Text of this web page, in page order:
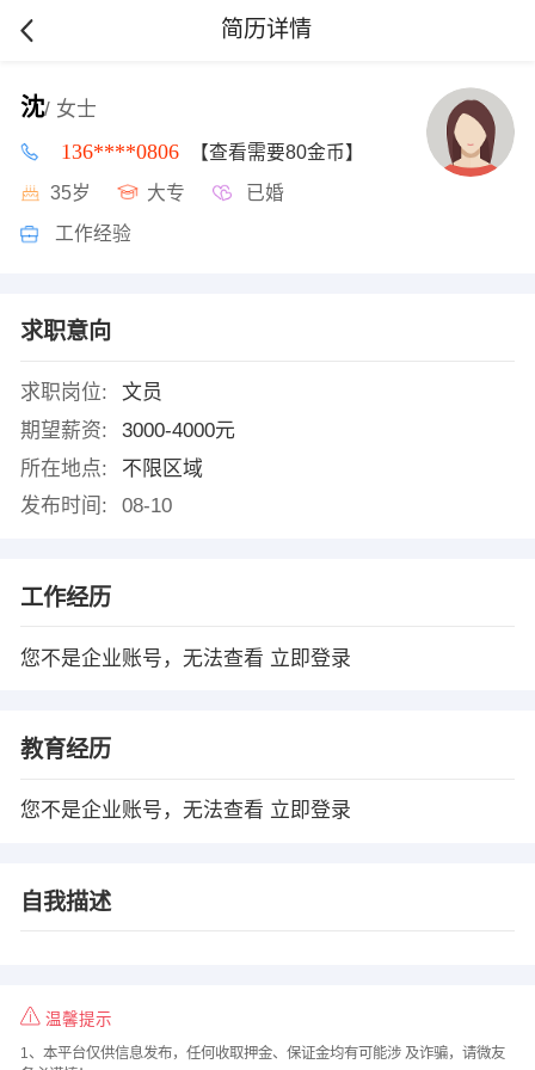
简历详情
沈/ 女士
136****0806 【查看需要80金币】
35岁 大专 已婚
工作经验
求职意向
求职岗位:
文员
期望薪资:
3000-4000元
所在地点:
不限区域
发布时间:
08-10
工作经历
您不是企业账号，无法查看 立即登录
教育经历
您不是企业账号，无法查看 立即登录
自我描述
温馨提示
1、本平台仅供信息发布，任何收取押金、保证金均有可能涉 及诈骗，请微友